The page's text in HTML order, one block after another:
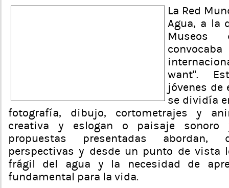
La Red
Agua, a la
Museos
want”.
jóvenes de
se dividía
fotografía, dibujo, cortometrajes y
creativa y eslogan o paisaje sonoro
propuestas presentadas abordan,
perspectivas y desde un punto de vista
frágil del agua y la necesidad de
fundamental para la vida.